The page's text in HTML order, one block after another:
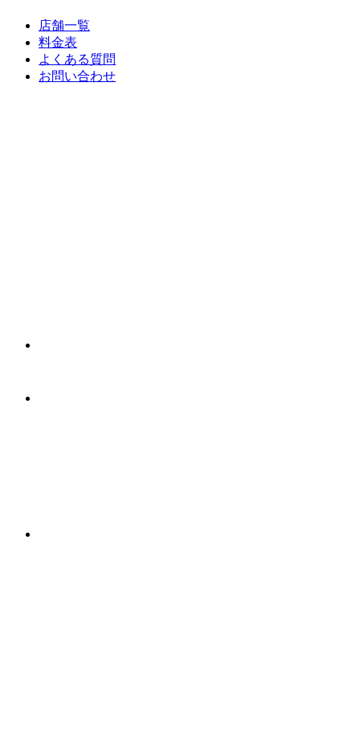
店舗一覧
料金表
よくある質問
お問い合わせ